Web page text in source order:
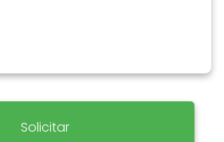
Solicitar